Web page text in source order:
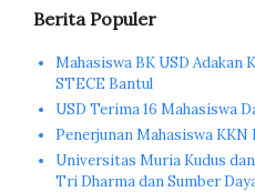
Berita Populer
Mahasiswa BK USD Adakan
STECE Bantul
USD Terima 16 Mahasiswa
Penerjunan Mahasiswa KKN
Universitas Muria Kudus
Tri Dharma dan Sumber